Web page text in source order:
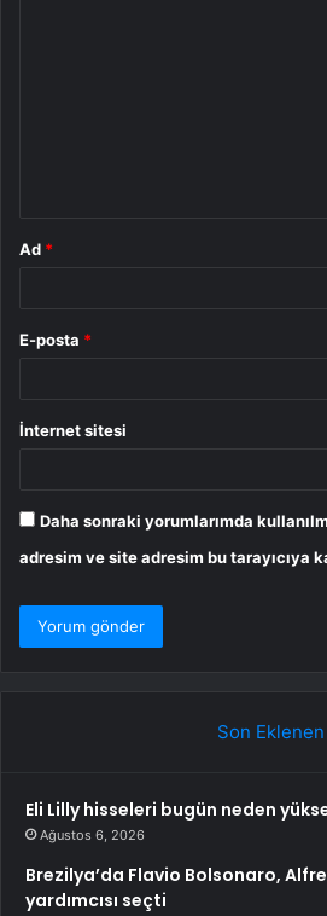
Ad *
E-posta *
İnternet sitesi
Daha sonraki yorumlarımda
adresim ve site adresim bu tarayıcıya
Son Eklenen
Eli Lilly hisseleri bugün neden
Ağustos 6, 2026
Brezilya’da Flavio Bolsonaro,
yardımcısı seçti